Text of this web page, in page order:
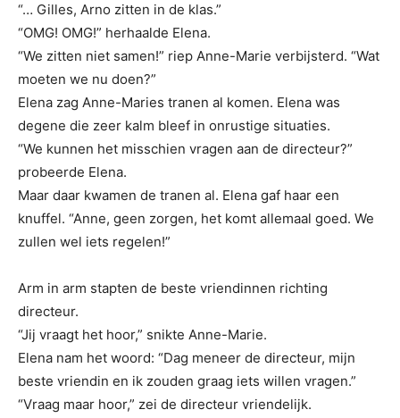
“… Gilles, Arno zitten in de klas.”
“OMG! OMG!” herhaalde Elena.
“We zitten niet samen!” riep Anne-Marie verbijsterd. “Wat
moeten we nu doen?”
Elena zag Anne-Maries tranen al komen. Elena was
degene die zeer kalm bleef in onrustige situaties.
“We kunnen het misschien vragen aan de directeur?”
probeerde Elena.
Maar daar kwamen de tranen al. Elena gaf haar een
knuffel. “Anne, geen zorgen, het komt allemaal goed. We
zullen wel iets regelen!”
Arm in arm stapten de beste vriendinnen richting
directeur.
“Jij vraagt het hoor,” snikte Anne-Marie.
Elena nam het woord: “Dag meneer de directeur, mijn
beste vriendin en ik zouden graag iets willen vragen.”
“Vraag maar hoor,” zei de directeur vriendelijk.